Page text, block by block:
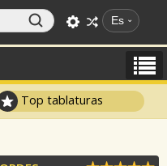
Es
Top tablaturas